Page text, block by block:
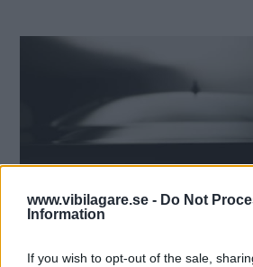
www.vibilagare.se - Do Not
Information
If you wish to opt-out of the sale,